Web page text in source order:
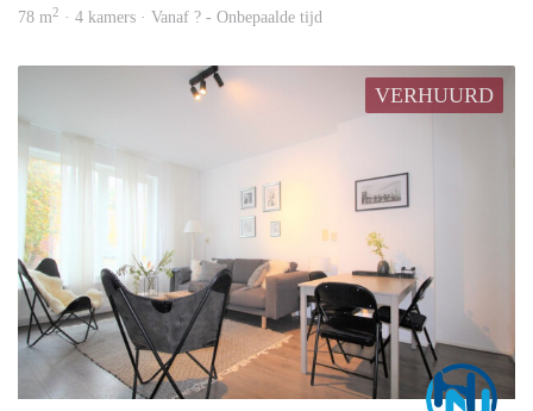
78 m2 · 4 kamers · Vanaf ? - Onbepaalde tijd
VERHUURD